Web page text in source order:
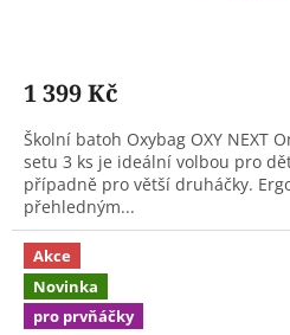
1 399 Kč
Školní batoh Oxybag OXY NEXT
setu 3 ks je ideální volbou pro
případně pro větší druháčky.
přehledným...
Akce
Novinka
pro prvňáčky